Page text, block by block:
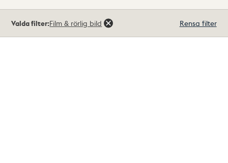
träffar
Valda filter:Film & rörlig bild Rensa filter